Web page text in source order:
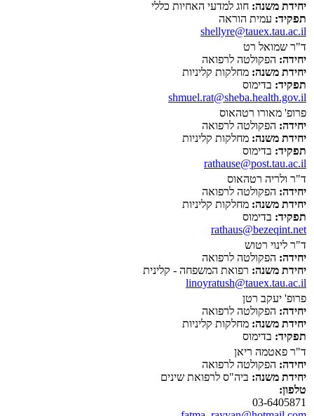
יחידת משנה: חוג למדעי האחיות כללי
תפקיד: עמית הוראה
shellyre@tauex.tau.ac.il
ד"ר שמואל רט
יחידה: הפקולטה לרפואה
יחידת משנה: מחלקות קליניות
תפקיד: בדימוס
shmuel.rat@sheba.health.gov.il
פרופ' מאורו רטהאוס
יחידה: הפקולטה לרפואה
יחידת משנה: מחלקות קליניות
תפקיד: בדימוס
rathause@post.tau.ac.il
ד"ר ולריה רטהאוס
יחידה: הפקולטה לרפואה
יחידת משנה: מחלקות קליניות
תפקיד: בדימוס
rathaus@bezeqint.net
ד"ר לינוי רטוש
יחידה: הפקולטה לרפואה
יחידת משנה: רפואת המשפחה - קלינית
linoyratush@tauex.tau.ac.il
פרופ' יעקב רטן
יחידה: הפקולטה לרפואה
יחידת משנה: מחלקות קליניות
תפקיד: בדימוס
ד"ר פאטמה ריאן
יחידה: הפקולטה לרפואה
יחידת משנה: ביה"ס לרפואת שינים
טלפון:
03-6405871